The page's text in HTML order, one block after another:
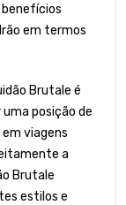
em termos
Brutale é
posição de
viagens
a
Brutale
estilos e